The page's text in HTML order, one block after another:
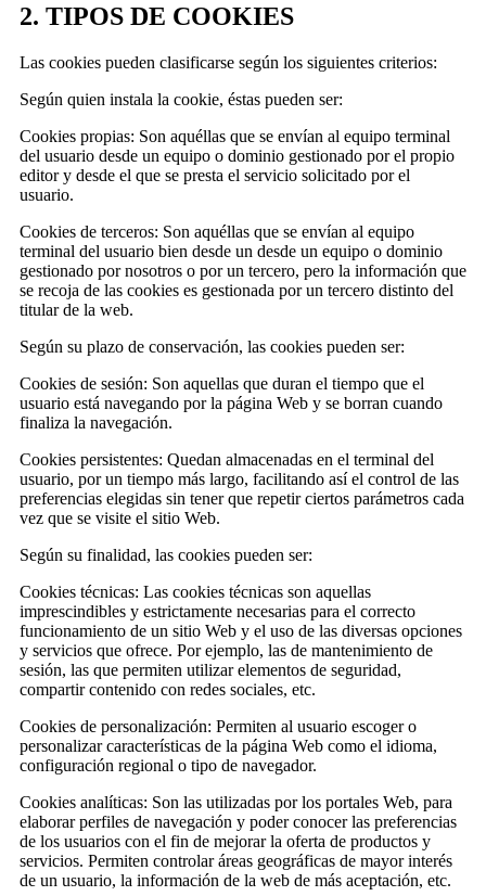
2. TIPOS DE COOKIES
Las cookies pueden clasificarse según los siguientes criterios:
Según quien instala la cookie, éstas pueden ser:
Cookies propias: Son aquéllas que se envían al equipo terminal
del usuario desde un equipo o dominio gestionado por el propio
editor y desde el que se presta el servicio solicitado por el
usuario.
Cookies de terceros: Son aquéllas que se envían al equipo
terminal del usuario bien desde un desde un equipo o dominio
gestionado por nosotros o por un tercero, pero la información que
se recoja de las cookies es gestionada por un tercero distinto del
titular de la web.
Según su plazo de conservación, las cookies pueden ser:
Cookies de sesión: Son aquellas que duran el tiempo que el
usuario está navegando por la página Web y se borran cuando
finaliza la navegación.
Cookies persistentes: Quedan almacenadas en el terminal del
usuario, por un tiempo más largo, facilitando así el control de las
preferencias elegidas sin tener que repetir ciertos parámetros cada
vez que se visite el sitio Web.
Según su finalidad, las cookies pueden ser:
Cookies técnicas: Las cookies técnicas son aquellas
imprescindibles y estrictamente necesarias para el correcto
funcionamiento de un sitio Web y el uso de las diversas opciones
y servicios que ofrece. Por ejemplo, las de mantenimiento de
sesión, las que permiten utilizar elementos de seguridad,
compartir contenido con redes sociales, etc.
Cookies de personalización: Permiten al usuario escoger o
personalizar características de la página Web como el idioma,
configuración regional o tipo de navegador.
Cookies analíticas: Son las utilizadas por los portales Web, para
elaborar perfiles de navegación y poder conocer las preferencias
de los usuarios con el fin de mejorar la oferta de productos y
servicios. Permiten controlar áreas geográficas de mayor interés
de un usuario, la información de la web de más aceptación, etc.